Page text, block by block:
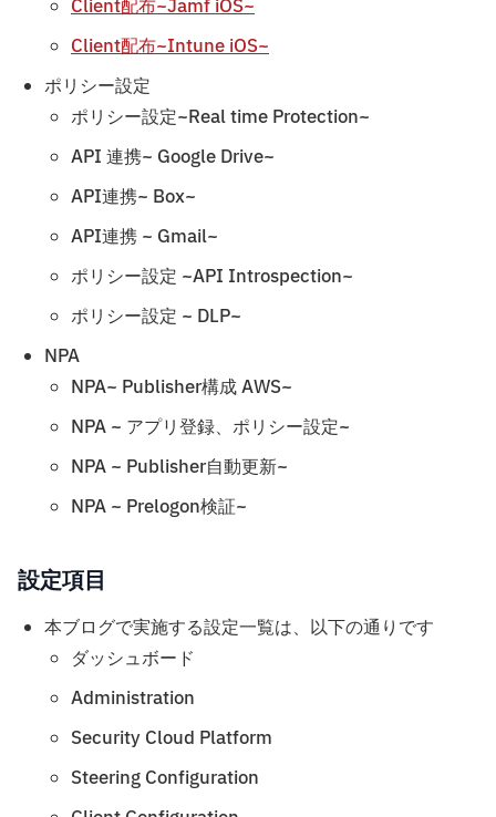
Client配布~Jamf iOS~
Client配布~Intune iOS~
ポリシー設定
ポリシー設定~Real time Protection~
API 連携~ Google Drive~
API連携~ Box~
API連携 ~ Gmail~
ポリシー設定 ~API Introspection~
ポリシー設定 ~ DLP~
NPA
NPA~ Publisher構成 AWS~
NPA ~ アプリ登録、ポリシー設定~
NPA ~ Publisher自動更新~
NPA ~ Prelogon検証~
設定項目
本ブログで実施する設定一覧は、以下の通りです
ダッシュボード
Administration
Security Cloud Platform
Steering Configuration